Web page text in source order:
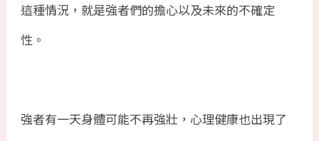
這種情況，就是強者們的擔心以及未來的不確定
性。
強者有一天身體可能不再強壯，心理健康也出現了